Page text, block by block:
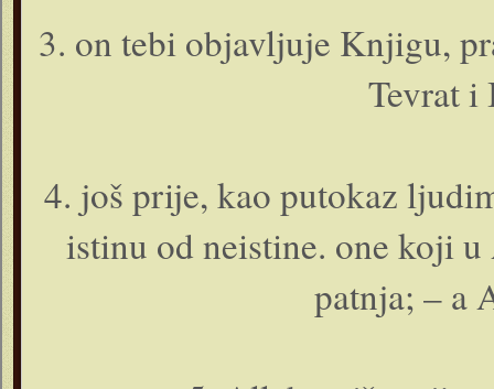
3. o­n tebi objavljuje Knjigu,
Tevrat
4. još prije, kao putokaz
istinu od neistine. o­ne koji
patnja; – a